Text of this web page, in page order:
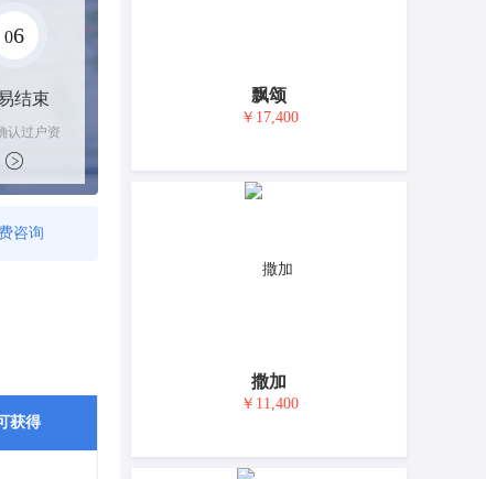
06
结束
认过户资
平台解冻
支付卖家
咨询
获得
飘颂
￥17,400
撒加
￥11,400